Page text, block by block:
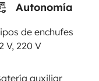
Autonomía
de enchufes
V, 220 V
auxiliar
extranjero